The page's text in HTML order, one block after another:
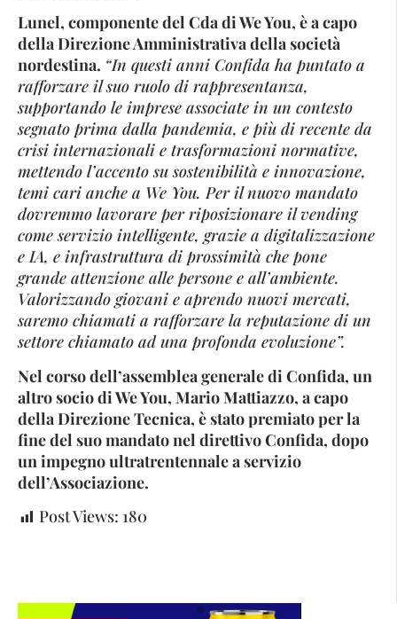
Lunel, componente del Cda di We You, è a capo
della Direzione Amministrativa della società
nordestina. “In questi anni Confida ha puntato a
rafforzare il suo ruolo di rappresentanza,
supportando le imprese associate in un contesto
segnato prima dalla pandemia, e più di recente da
crisi internazionali e trasformazioni normative,
mettendo l’accento su sostenibilità e innovazione,
temi cari anche a We You. Per il nuovo mandato
dovremmo lavorare per riposizionare il vending
come servizio intelligente, grazie a digitalizzazione
e IA, e infrastruttura di prossimità che pone
grande attenzione alle persone e all’ambiente.
Valorizzando giovani e aprendo nuovi mercati,
saremo chiamati a rafforzare la reputazione di un
settore chiamato ad una profonda evoluzione”.
Nel corso dell’assemblea generale di Confida, un
altro socio di We You, Mario Mattiazzo, a capo
della Direzione Tecnica, è stato premiato per la
fine del suo mandato nel direttivo Confida, dopo
un impegno ultratrentennale a servizio
dell’Associazione.
Post Views: 180